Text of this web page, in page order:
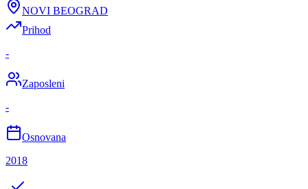
NOVI BEOGRAD
Prihod
-
Zaposleni
-
Osnovana
2018